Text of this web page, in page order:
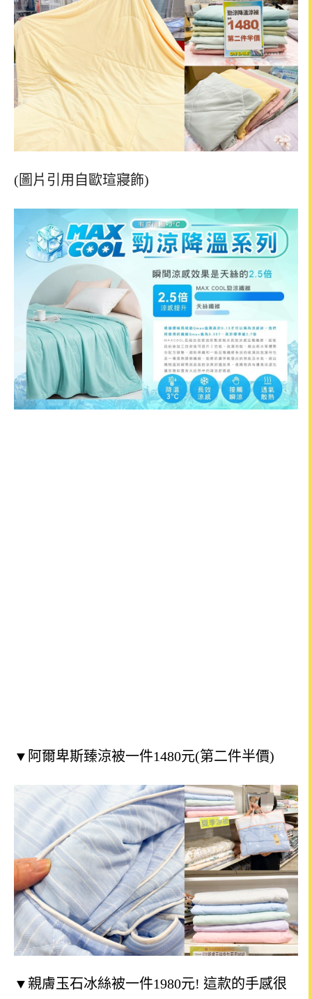
(圖片引用自歐瑄寢飾)
▼阿爾卑斯臻涼被一件1480元(第二件半價)
▼親膚玉石冰絲被一件1980元! 這款的手感很